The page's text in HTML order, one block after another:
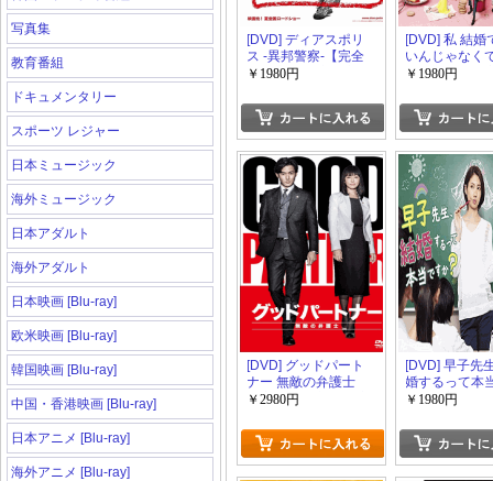
写真集
教育番組
ドキュメンタリー
スポーツ レジャー
日本ミュージック
海外ミュージック
日本アダルト
海外アダルト
日本映画 [Blu-ray]
欧米映画 [Blu-ray]
韓国映画 [Blu-ray]
中国・香港映画 [Blu-ray]
日本アニメ [Blu-ray]
海外アニメ [Blu-ray]
[DVD] ディアスポリ
ス -異邦警察-【完全
版】(初回生産限定版)
￥1980円
[DVD] 私 結婚
いんじゃなく
ないんです【
￥1980円
[DVD] グッドパート
ナー 無敵の弁護士
【完全版】(初回生産
￥2980円
[DVD] 早子先
婚するって本
か? 【完全版
￥1980円